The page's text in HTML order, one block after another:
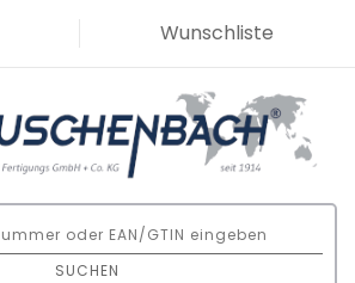
Wunschliste
SUCHEN